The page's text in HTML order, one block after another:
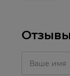
Отзывы